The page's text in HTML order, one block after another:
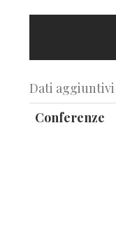
Dati aggiuntivi
Conferenze